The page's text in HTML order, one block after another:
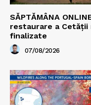
SĂPTĂMÂNA
restaurare a
finalizate
07/08/2026